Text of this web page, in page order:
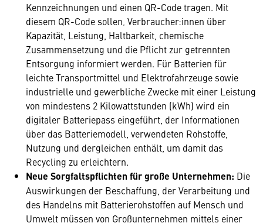
Kennzeichnungen und einen QR-Code tragen. Mit
diesem QR-Code sollen‚ Verbraucher:innen über
Kapazität, Leistung, Haltbarkeit, chemische
Zusammensetzung und die Pflicht zur getrennten
Entsorgung informiert werden. Für Batterien für
leichte Transportmittel und Elektrofahrzeuge sowie
industrielle und gewerbliche Zwecke mit einer Leistung
von mindestens 2 Kilowattstunden (kWh) wird ein
digitaler Batteriepass eingeführt, der Informationen
über das Batteriemodell, verwendeten Rohstoffe,
Nutzung und dergleichen enthält, um damit das
Recycling zu erleichtern.
Neue Sorgfaltspflichten für große Unternehmen: Die
Auswirkungen der Beschaffung, der Verarbeitung und
des Handelns mit Batterierohstoffen auf Mensch und
Umwelt müssen von Großunternehmen mittels einer